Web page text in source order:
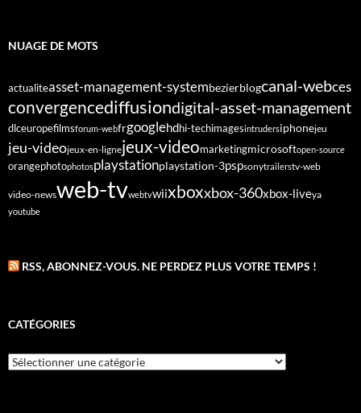
NUAGE DE MOTS
actualiteasset-management-systembezierblogcanal-webces
convergencediffusiondigital-asset-management
dlceuropefilmsforum-webfrgooglehdhi-techimagesintrudersiphonejeu
jeu-videojeux-en-lignejeux-videomarketingmicrosoftopen-source
orangephotophotosplaystationplaystation-3pspsonytrailerstv-web
video-newsweb-tvwebtvwiixboxxbox-360xbox-liveya
youtube
RSS, ABONNEZ-VOUS. NE PERDEZ PLUS VOTRE TEMPS !
CATÉGORIES
Catégories